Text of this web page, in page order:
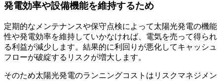
発電効率や設備機能を維持するため
定期的なメンテナンスや保守点検によって太陽光発電の機能
性や発電効率を維持していかなければ、電気を売って得られ
る利益が減少します。結果的に利回りが悪化してキャッシュ
フローが破綻するリスクが増大します。
そのため太陽光発電のランニングコストはリスクマネジメン